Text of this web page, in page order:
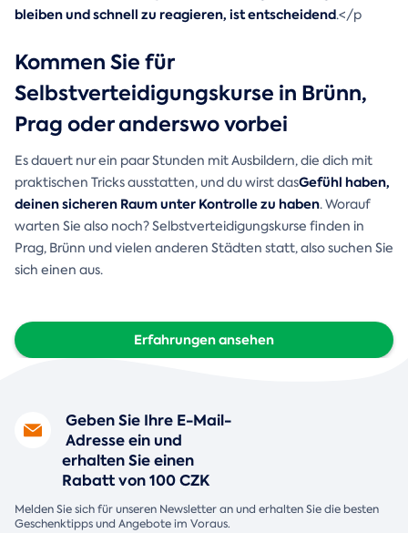
bleiben und schnell zu reagieren, ist entscheidend.</p
Kommen Sie für
Selbstverteidigungskurse in Brünn,
Prag oder anderswo vorbei
Es dauert nur ein paar Stunden mit Ausbildern, die dich mit
praktischen Tricks ausstatten, und du wirst dasGefühl haben,
deinen sicheren Raum unter Kontrolle zu haben. Worauf
warten Sie also noch? Selbstverteidigungskurse finden in
Prag, Brünn und vielen anderen Städten statt, also suchen Sie
sich einen aus.
Erfahrungen ansehen
Geben Sie Ihre E-Mail-
Adresse ein und
erhalten Sie einen
Rabatt von 100 CZK
Melden Sie sich für unseren Newsletter an und erhalten Sie die besten
Geschenktipps und Angebote im Voraus.